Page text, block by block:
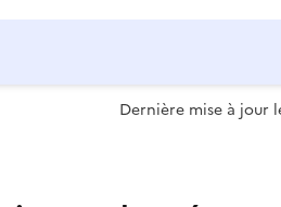
Dernière mise à jour